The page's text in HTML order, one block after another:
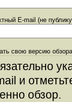
E-mail (не
свою версию
и
обзор.